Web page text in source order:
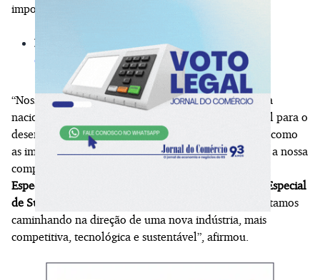
importações e das transformações do cenário global.
LEIA TAMBÉM:
Indústria moveleira vislumbra
oportunidades reais de ganhos
“Nosso propósito de trabalho é aumentar a soberania
nacional de uma cadeia produtiva que é fundamental para o
desenvolvimento do País, principalmente em frentes como
as importações de resinas estrangeiras que impactam a nossa
competitividade. Com as implementações do
Especial da Indústria Química (REIQ)
Programa Especial
de Sustentabilidade da Indústria Química (Presiq)
estamos
caminhando na direção de uma nova indústria, mais
competitiva, tecnológica e sustentável”, afirmou.